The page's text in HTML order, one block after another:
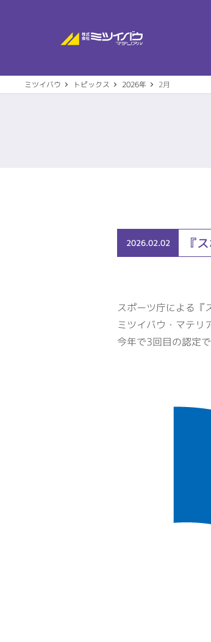
株
住宅設備機器
ミツイバウ トピックス 2026年 2月
2026.02.02 『
スポーツ庁による『
ミツイバウ・マテリ
今年で3回目の認定で